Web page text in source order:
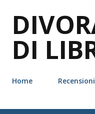
DI
Home Recensioni